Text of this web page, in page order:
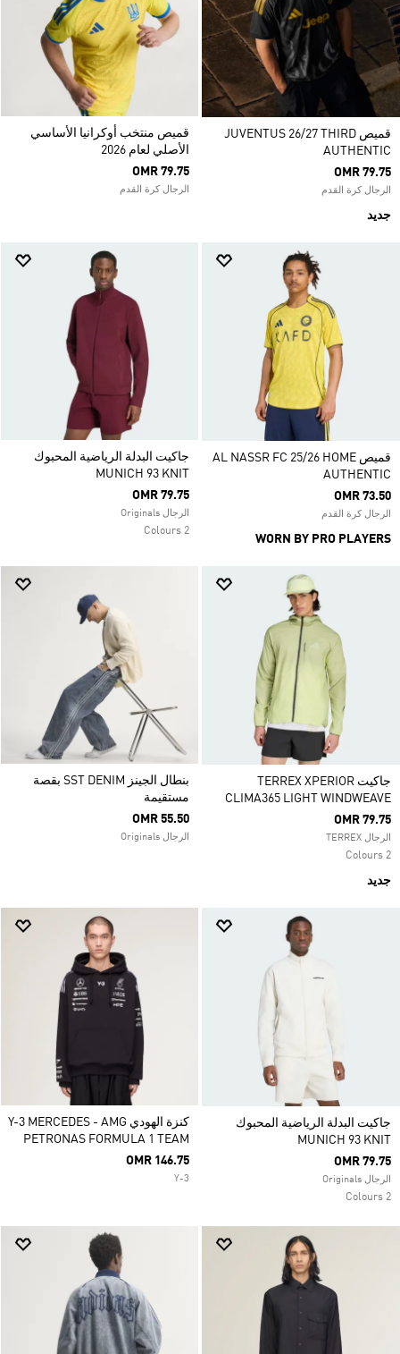
قميص JUVENTUS 26/27 THIRD
AUTHENTIC
OMR 79.75
الرجال كرة القدم
جديد
قميص منتخب أوكرانيا الأساسي
الأصلي لعام 2026
OMR 79.75
الرجال كرة القدم
قميص AL NASSR FC 25/26 HOME
AUTHENTIC
OMR 73.50
الرجال كرة القدم
WORN BY PRO PLAYERS
جاكيت البدلة الرياضية المحبوك
MUNICH 93 KNIT
OMR 79.75
الرجال Originals
2 Colours
جاكيت TERREX XPERIOR
CLIMA365 LIGHT WINDWEAVE
OMR 79.75
الرجال TERREX
2 Colours
جديد
بنطال الجينز SST DENIM بقصة
مستقيمة
OMR 55.50
الرجال Originals
جاكيت البدلة الرياضية المحبوك
MUNICH 93 KNIT
OMR 79.75
الرجال Originals
2 Colours
كنزة الهودي Y-3 MERCEDES - AMG
PETRONAS FORMULA 1 TEAM
OMR 146.75
Y-3